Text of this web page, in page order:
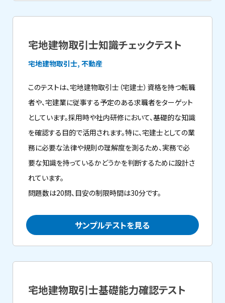
宅地建物取引士知識チェックテスト
宅地建物取引士, 不動産
このテストは、宅地建物取引士（宅建士）資格を持つ転職
者や、宅建業に従事する予定のある求職者をターゲット
としています。採用時や社内研修において、基礎的な知識
を確認する目的で活用されます。特に、宅建士としての業
務に必要な法律や規則の理解度を測るため、実務で必
要な知識を持っているかどうかを判断するために設計さ
れています。
問題数は20問、目安の制限時間は30分です。
サンプルテストを見る
宅地建物取引士基礎能力確認テスト